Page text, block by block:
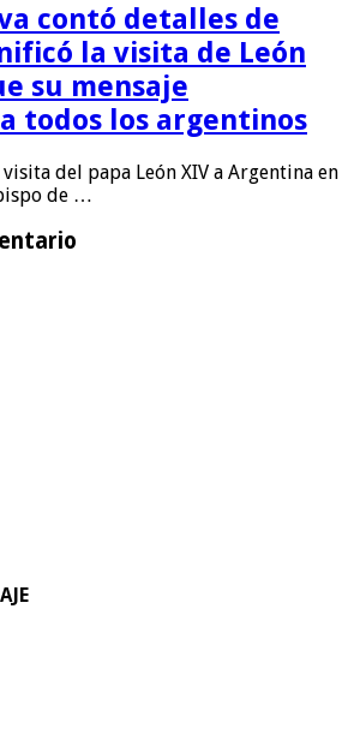
contó detalles de
la visita de León
su mensaje
todos los argentinos
del papa León XIV a Argentina en
de …